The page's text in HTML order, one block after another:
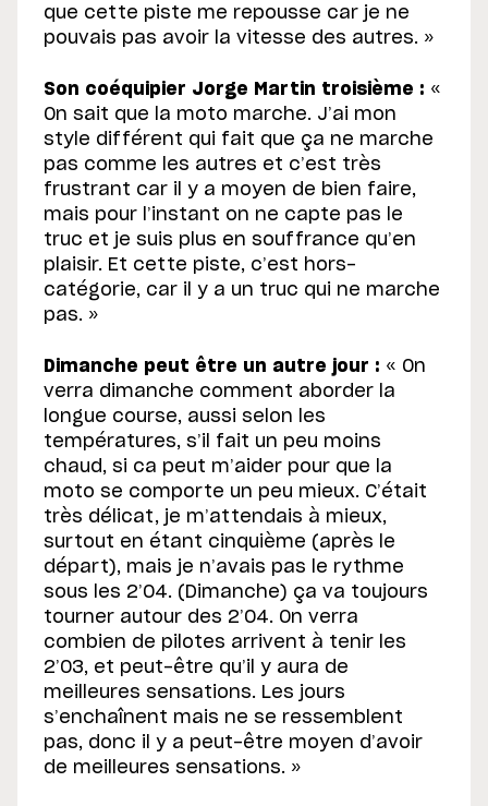
que cette piste me repousse car je ne
pouvais pas avoir la vitesse des autres. »
Son coéquipier Jorge Martin troisième : «
On sait que la moto marche. J’ai mon
style différent qui fait que ça ne marche
pas comme les autres et c’est très
frustrant car il y a moyen de bien faire,
mais pour l’instant on ne capte pas le
truc et je suis plus en souffrance qu’en
plaisir. Et cette piste, c’est hors-
catégorie, car il y a un truc qui ne marche
pas. »
Dimanche peut être un autre jour : « On
verra dimanche comment aborder la
longue course, aussi selon les
températures, s’il fait un peu moins
chaud, si ca peut m’aider pour que la
moto se comporte un peu mieux. C’était
très délicat, je m’attendais à mieux,
surtout en étant cinquième (après le
départ), mais je n’avais pas le rythme
sous les 2’04. (Dimanche) ça va toujours
tourner autour des 2’04. On verra
combien de pilotes arrivent à tenir les
2’03, et peut-être qu’il y aura de
meilleures sensations. Les jours
s’enchaînent mais ne se ressemblent
pas, donc il y a peut-être moyen d’avoir
de meilleures sensations. »